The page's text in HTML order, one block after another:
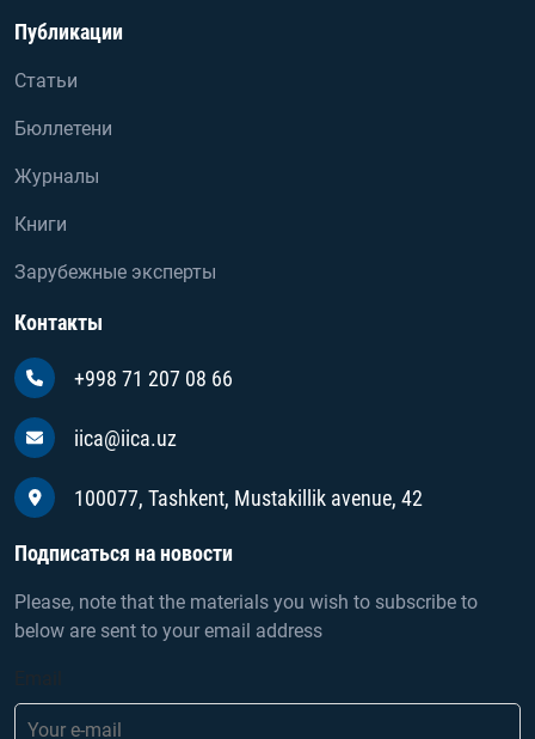
Публикации
Статьи
Бюллетени
Журналы
Книги
Зарубежные эксперты
Контакты
+998 71 207 08 66
iica@iica.uz
100077, Tashkent, Mustakillik avenue, 42
Подписаться на новости
Please, note that the materials you wish to subscribe to
below are sent to your email address